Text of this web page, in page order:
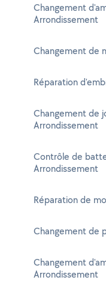
Changement
Arrondissement
Changement de
Réparation
Changement de
Arrondissement
Contrôle de
Arrondissement
Réparation de
Changement de
Changement
Arrondissement